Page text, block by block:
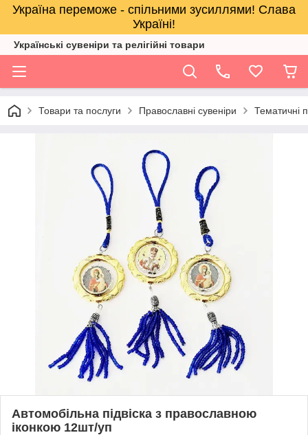
Україна переможе - спільними зусиллями! Слава
Україні!
Українські сувеніри та релігійнi товари
Товари та послуги Православні сувеніри Тематичні
Автомобільна підвіска з православною
іконкою 12шт/уп